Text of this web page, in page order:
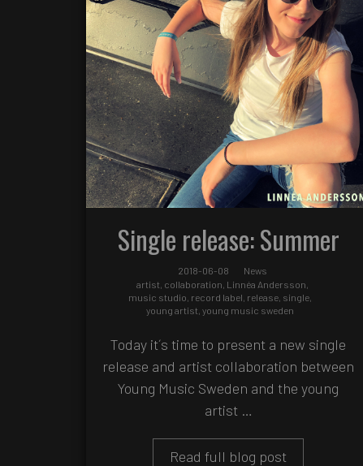
Single release: Summer
2018-06-08
News
artist collaboration Linnéa Andersson
music studio record label release single
young artist ,young music sweden
Today it´s time to present a new single
release and artist collaboration between
Young Music Sweden and the young
artist …
Read full blog post